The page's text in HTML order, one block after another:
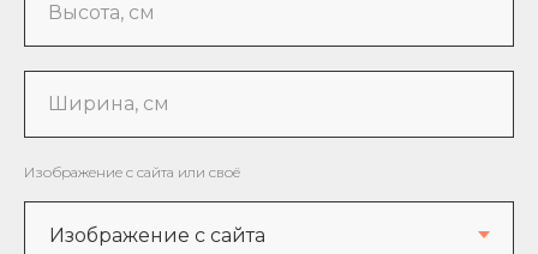
Высота, см
Ширина, см
Изображение с сайта или своё